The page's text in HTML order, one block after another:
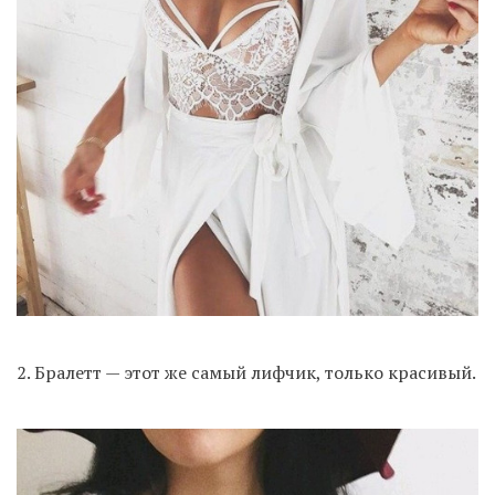
2. Бралетт — этот же самый лифчик, только красивый.